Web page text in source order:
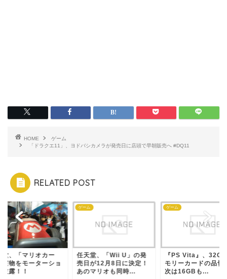
HOME
ゲーム
「ドラクエ11」、ヨドバシカメラが発売日に店頭で早朝販売へ #DQ11
RELATED POST
堂、「マリオカー
実物をモーターショ
披露！！
ゲーム
任天堂、「Wii U」の発
売日が12月8日に決定！
あのマリオも同時...
ゲーム
『PS Vita』、
モリーカードの品切
次は16GBも...